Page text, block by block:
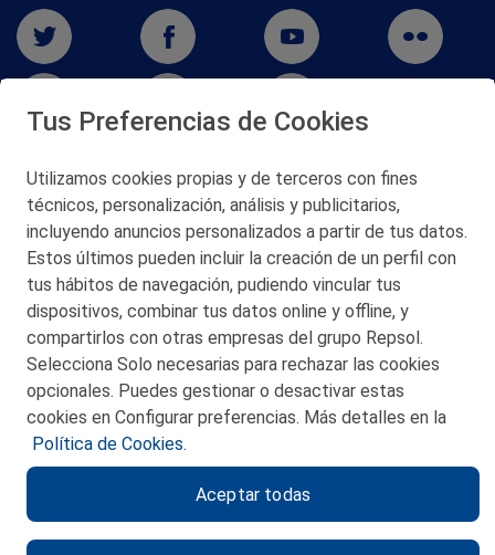
San Martín 5-Edificio Muñatones,
48550 Muskiz (Bizkaia)
Telf. 946 357 000
© 2026 Petronor S.A.
CONTACTO
POLITICA DE PRIVACIDAD
AVISO LEGAL
Tus Preferencias de Cookies
Utilizamos cookies propias y de terceros con fines
técnicos, personalización, análisis y publicitarios,
incluyendo anuncios personalizados a partir de tus datos.
Estos últimos pueden incluir la creación de un perfil con
tus hábitos de navegación, pudiendo vincular tus
dispositivos, combinar tus datos online y offline, y
compartirlos con otras empresas del grupo Repsol.
Selecciona Solo necesarias para rechazar las cookies
opcionales. Puedes gestionar o desactivar estas
cookies en Configurar preferencias. Más detalles en la
Política de Cookies.
Aceptar todas